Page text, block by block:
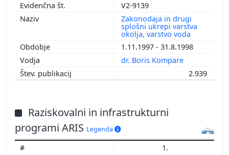
V2-9139
Zakonodaja in drugi
splošni ukrepi varstva
okolja, varstvo voda
1.11.1997 - 31.8.1998
dr. Boris Kompare
2.939
Raziskovalni in infrastrukturni
programi ARIS Legenda
1.